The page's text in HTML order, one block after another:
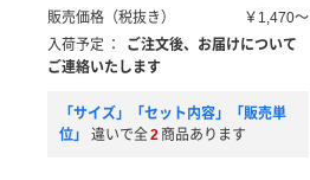
販売価格（税抜き）
￥1,470～
入荷予定 ：
ご注文後、お届けについて
ご連絡いたします
「サイズ」「セット内容」「販売単
位」
違いで全2 商品あります